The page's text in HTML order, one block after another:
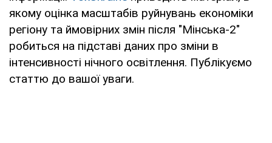
якому оцінка масштабів руйнувань економіки
регіону та ймовірних змін після "Мінська-2"
робиться на підставі даних про зміни в
інтенсивності нічного освітлення. Публікуємо
статтю до вашої уваги.